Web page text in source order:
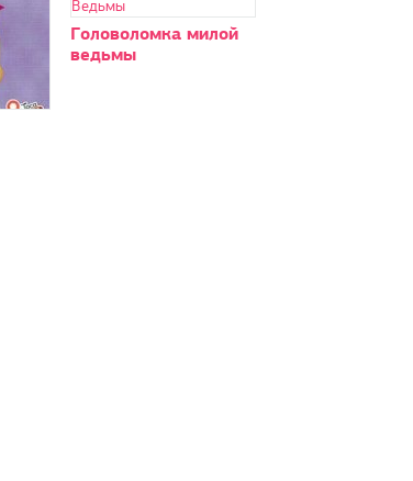
Головоломка милой
ведьмы